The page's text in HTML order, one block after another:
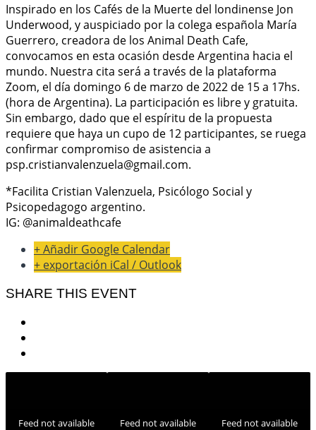
Inspirado en los Cafés de la Muerte del londinense Jon
Underwood, y auspiciado por la colega española María
Guerrero, creadora de los Animal Death Cafe,
convocamos en esta ocasión desde Argentina hacia el
mundo. Nuestra cita será a través de la plataforma
Zoom, el día domingo 6 de marzo de 2022 de 15 a 17hs.
(hora de Argentina). La participación es libre y gratuita.
Sin embargo, dado que el espíritu de la propuesta
requiere que haya un cupo de 12 participantes, se ruega
confirmar compromiso de asistencia a
psp.cristianvalenzuela@gmail.com.
*Facilita Cristian Valenzuela, Psicólogo Social y
Psicopedagogo argentino.
IG: @animaldeathcafe
+ Añadir Google Calendar
+ exportación iCal / Outlook
SHARE THIS EVENT
Feed not available Feed not available Feed not available